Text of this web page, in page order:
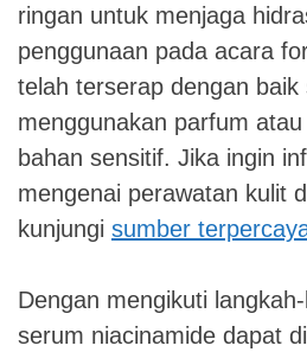
ringan untuk menjaga
penggunaan pada acara
telah terserap dengan baik
menggunakan parfum
bahan sensitif. Jika ingin
mengenai perawatan kulit
kunjungi sumber
Dengan mengikuti
serum niacinamide dapat